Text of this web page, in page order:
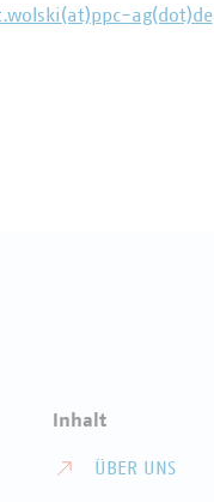
ag(dot)de
Inhalt
ÜBER UNS